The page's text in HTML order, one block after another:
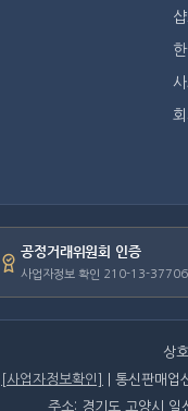
공정거래위원회 인증
사업자정보 확인 210-13-37706
상
[사업자정보확인]
| 통신판매
주소: 경기도 고양시